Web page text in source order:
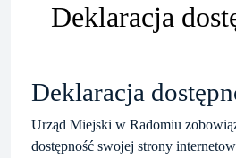
Deklaracja
Deklaracja
Urząd Miejski w Radomiu
dostępność swojej strony